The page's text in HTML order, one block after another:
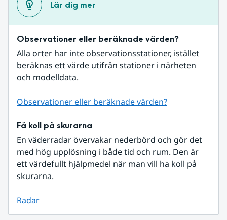
Lär dig mer
Observationer eller beräknade värden?
Alla orter har inte observationsstationer, istället
beräknas ett värde utifrån stationer i närheten
och modelldata.
Observationer eller beräknade värden?
Få koll på skurarna
En väderradar övervakar nederbörd och gör det
med hög upplösning i både tid och rum. Den är
ett värdefullt hjälpmedel när man vill ha koll på
skurarna.
Radar